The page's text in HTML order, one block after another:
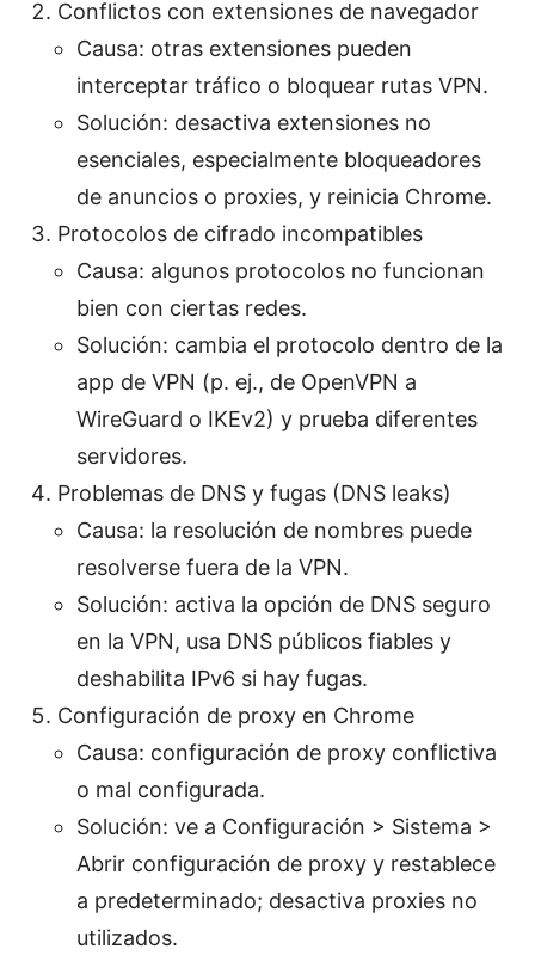
Conflictos con extensiones de navegador
Causa: otras extensiones pueden
interceptar tráfico o bloquear rutas VPN.
Solución: desactiva extensiones no
esenciales, especialmente bloqueadores
de anuncios o proxies, y reinicia Chrome.
Protocolos de cifrado incompatibles
Causa: algunos protocolos no funcionan
bien con ciertas redes.
Solución: cambia el protocolo dentro de la
app de VPN (p. ej., de OpenVPN a
WireGuard o IKEv2) y prueba diferentes
servidores.
Problemas de DNS y fugas (DNS leaks)
Causa: la resolución de nombres puede
resolverse fuera de la VPN.
Solución: activa la opción de DNS seguro
en la VPN, usa DNS públicos fiables y
deshabilita IPv6 si hay fugas.
Configuración de proxy en Chrome
Causa: configuración de proxy conflictiva
o mal configurada.
Solución: ve a Configuración > Sistema >
Abrir configuración de proxy y restablece
a predeterminado; desactiva proxies no
utilizados.